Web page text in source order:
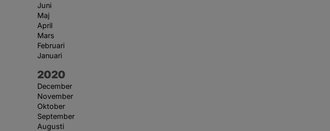
Juni
Maj
April
Mars
Februari
Januari
År:
2020
December
November
Oktober
September
Augusti